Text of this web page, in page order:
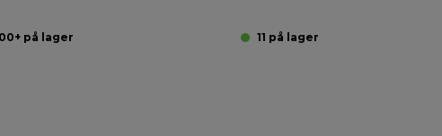
på lager 11 på lager